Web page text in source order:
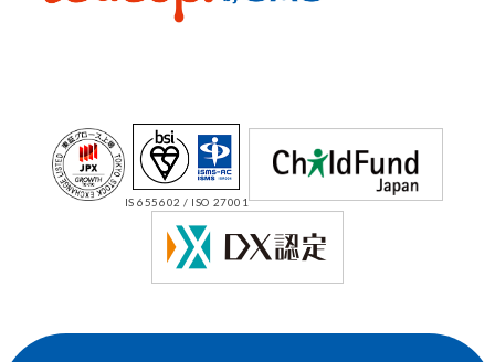
IS 655602 / ISO 27001